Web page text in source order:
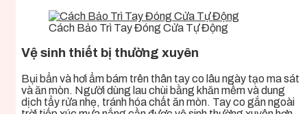
Cách Bảo Trì Tay Đóng Cửa Tự Động
Vệ sinh thiết bị thường xuyên
Bụi bẩn và hơi ẩm bám trên thân tay co lâu ngày tạo ma sát
và ăn mòn. Người dùng lau chùi bằng khăn mềm và dung
dịch tẩy rửa nhẹ, tránh hóa chất ăn mòn. Tay co gắn ngoài